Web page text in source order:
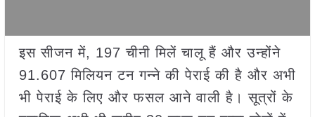
इस सीजन में, 197 चीनी मिलें चालू हैं और उन्होंने
91.607 मिलियन टन गन्ने की पेराई की है और अभी
भी पेराई के लिए और फसल आने वाली है। सूत्रों के